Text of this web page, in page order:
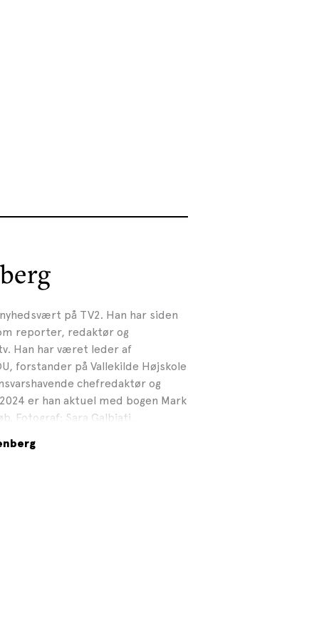
på TV2. Han har siden
reporter, redaktør og
Han har været leder af
forstander på Vallekilde Højskole
chefredaktør og
er han aktuel med bogen Mark
Fotograf: Sara Galbiati,